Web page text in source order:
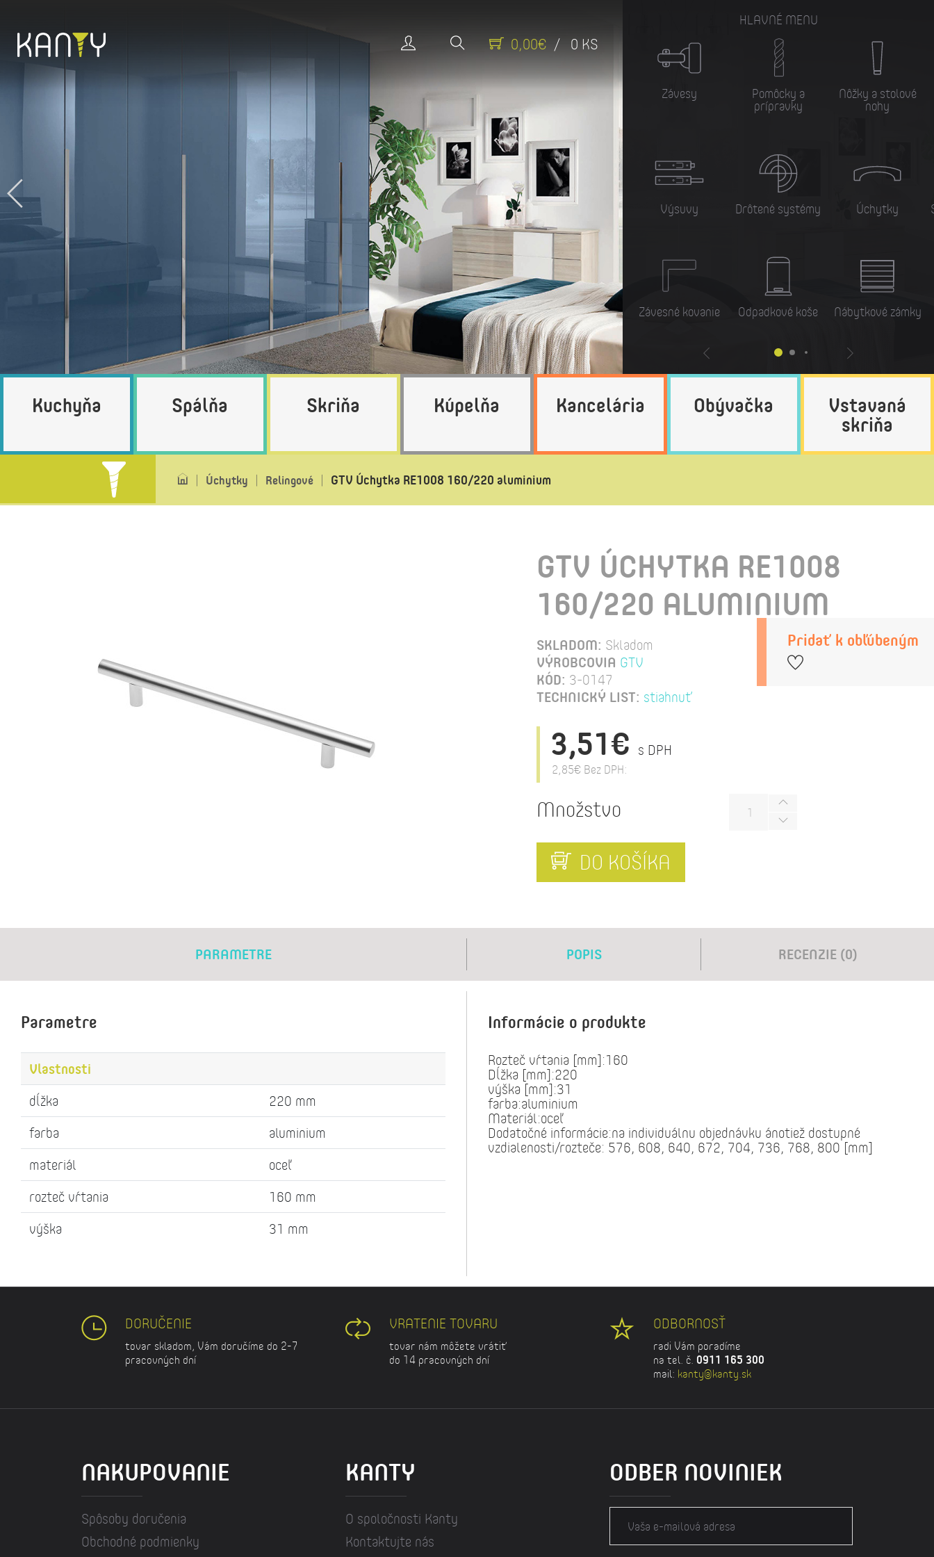
0,00€ / 0 KS
HLAVNÉ MENU
Závesy
Výsuvy
Závesné kovanie
Pomôcky a
prípravky
Drôtené systémy
Odpadkové koše
Nôžky a stolové
nohy
Úchytky
Nábytkové zámky
Kuchyňa Spálňa Skriňa Kúpelňa Kancelária Obývačka Vstavaná
skriňa
Úchytky Relingové GTV Úchytka RE1008 160/220 aluminium
GTV ÚCHYTKA RE1008
160/220 ALUMINIUM
SKLADOM: Skladom
VÝROBCOVIA GTV
KÓD: 3-0147
TECHNICKÝ LIST: stiahnuť
Pridať k obľúbeným
3,51€ s DPH
2,85€ Bez DPH:
Množstvo
DO KOŠÍKA
PARAMETRE
Parametre
Vlastnosti
dĺžka
220 mm
farba
aluminium
materiál
oceľ
rozteč vŕtania
160 mm
výška
31 mm
POPIS RECENZIE (0)
Informácie o produkte
Rozteč vŕtania [mm]:160
Dĺžka [mm]:220
výška [mm]:31
farba:aluminium
Materiál:oceľ
Dodatočné informácie:na individuálnu objednávku ánotiež dostupné
vzdialenosti/rozteče: 576, 608, 640, 672, 704, 736, 768, 800 [mm]
DORUČENIE
tovar skladom, Vám doručíme do 2-7
pracovných dní
VRATENIE TOVARU
tovar nám môžete vrátiť
do 14 pracovných dní
ODBORNOSŤ
radi Vám poradíme
na tel. č. 0911 165 300
mail: kanty@kanty.sk
NAKUPOVANIE
Spôsoby doručenia
Obchodné podmienky
KANTY
O spoločnosti Kanty
Kontaktujte nás
ODBER NOVINIEK